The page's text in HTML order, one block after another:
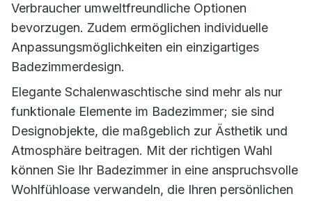
Verbraucher umweltfreundliche Optionen
bevorzugen. Zudem ermöglichen individuelle
Anpassungsmöglichkeiten ein einzigartiges
Badezimmerdesign.
Elegante Schalenwaschtische sind mehr als nur
funktionale Elemente im Badezimmer; sie sind
Designobjekte, die maßgeblich zur Ästhetik und
Atmosphäre beitragen. Mit der richtigen Wahl
können Sie Ihr Badezimmer in eine anspruchsvolle
Wohlfühloase verwandeln, die Ihren persönlichen